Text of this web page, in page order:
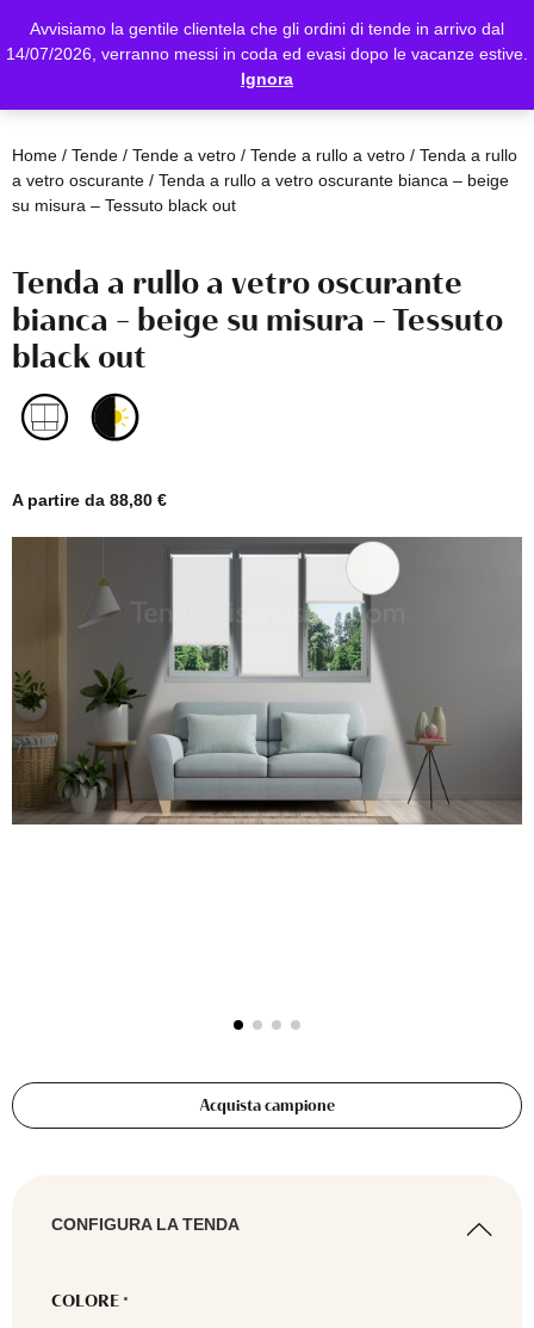
Avvisiamo la gentile clientela che gli ordini di tende in arrivo dal
14/07/2026, verranno messi in coda ed evasi dopo le vacanze estive.
Ignora
Home/ Tende/ Tende a vetro/ Tende a rullo a vetro/ Tenda a rullo
a vetro oscurante/ Tenda a rullo a vetro oscurante bianca – beige
su misura – Tessuto black out
Tenda a rullo a vetro oscurante
bianca – beige su misura – Tessuto
black out
A partire da 88,80 €
Acquista campione
CONFIGURA LA TENDA
COLORE*